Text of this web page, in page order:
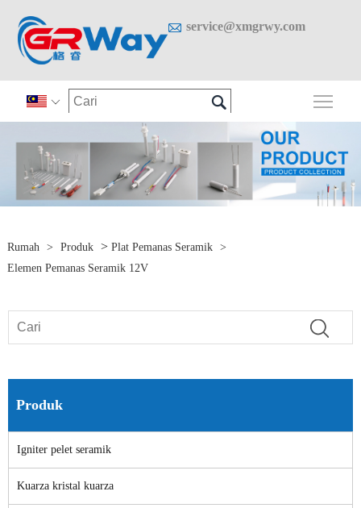
 service@xmgrwy.com
 
Rumah > Produk > Plat Pemanas Seramik
>
Elemen Pemanas Seramik 12V
Produk
Igniter pelet seramik
Kuarza kristal kuarza